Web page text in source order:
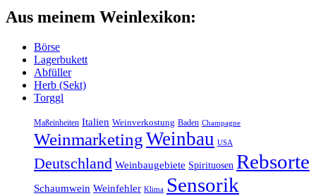
Aus meinem Weinlexikon:
Börse
Lagerbukett
Abfüller
Herb (Sekt)
Torggl
Maßeinheiten Italien Weinverkostung Baden Champagne
WeinmarketingWeinbau USA
Deutschland Weinbaugebiete Spirituosen Rebsorte
Schaumwein Weinfehler Klima Sensorik